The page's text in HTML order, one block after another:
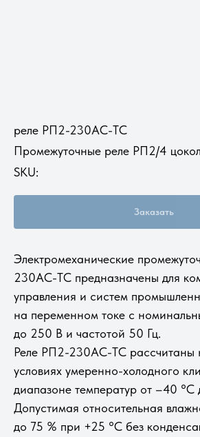
реле РП2-230AC-ТС
Промежуточные реле РП2/4
SKU:
Заказать
Электромеханические
230AC-ТС предназначены для
управления и систем
на переменном токе с
до 250 В и частотой 50 Гц.
Реле РП2-230AC-ТС рассчитаны
условиях умеренно-холодного
диапазоне температур от –40 °C
Допустимая относительная
до 75 % при +25 °C без